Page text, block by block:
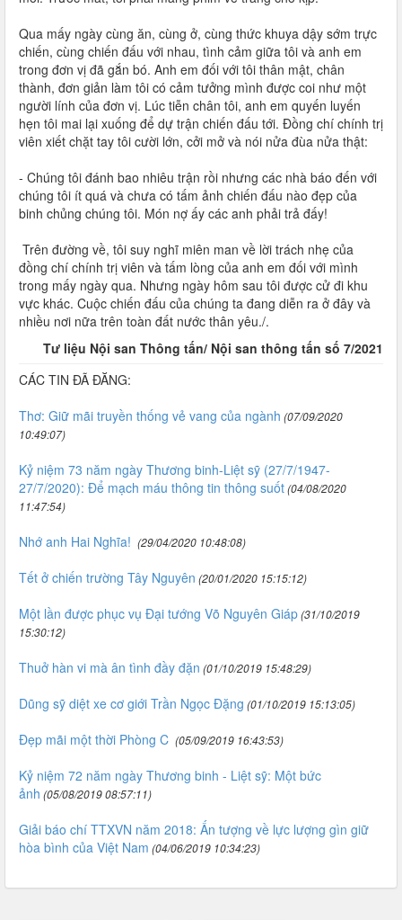
Qua mấy ngày cùng ăn, cùng ở, cùng thức khuya dậy sớm trực
chiến, cùng chiến đấu với nhau, tình cảm giữa tôi và anh em
trong đơn vị đã gắn bó. Anh em đối với tôi thân mật, chân
thành, đơn giản làm tôi có cảm tưởng mình được coi như một
người lính của đơn vị. Lúc tiễn chân tôi, anh em quyến luyến
hẹn tôi mai lại xuống để dự trận chiến đấu tới. Đồng chí chính trị
viên xiết chặt tay tôi cười lớn, cởi mở và nói nửa đùa nửa thật:
- Chúng tôi đánh bao nhiêu trận rồi nhưng các nhà báo đến với
chúng tôi ít quá và chưa có tấm ảnh chiến đấu nào đẹp của
binh chủng chúng tôi. Món nợ ấy các anh phải trả đấy!
Trên đường về, tôi suy nghĩ miên man về lời trách nhẹ của
đồng chí chính trị viên và tấm lòng của anh em đối với mình
trong mấy ngày qua. Nhưng ngày hôm sau tôi được cử đi khu
vực khác. Cuộc chiến đấu của chúng ta đang diễn ra ở đây và
nhiều nơi nữa trên toàn đất nước thân yêu./.
Tư liệu Nội san Thông tấn/ Nội san thông tấn số 7/2021
CÁC TIN ĐÃ ĐĂNG:
Thơ: Giữ mãi truyền thống vẻ vang của ngành (07/09/2020
10:49:07)
Kỷ niệm 73 năm ngày Thương binh-Liệt sỹ (27/7/1947-
27/7/2020): Để mạch máu thông tin thông suốt(04/08/2020
11:47:54)
Nhớ anh Hai Nghĩa! (29/04/2020 10:48:08)
Tết ở chiến trường Tây Nguyên (20/01/2020 15:15:12)
Một lần được phục vụ Đại tướng Võ Nguyên Giáp(31/10/2019
15:30:12)
Thuở hàn vi mà ân tình đầy đặn (01/10/2019 15:48:29)
Dũng sỹ diệt xe cơ giới Trần Ngọc Đặng (01/10/2019 15:13:05)
Đẹp mãi một thời Phòng C (05/09/2019 16:43:53)
Kỷ niệm 72 năm ngày Thương binh - Liệt sỹ: Một bức
ảnh (05/08/2019 08:57:11)
Giải báo chí TTXVN năm 2018: Ấn tượng về lực lượng gìn giữ
hòa bình của Việt Nam (04/06/2019 10:34:23)